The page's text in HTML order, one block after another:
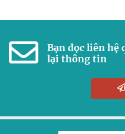
Bạn đọc liên hệ
lại thông tin